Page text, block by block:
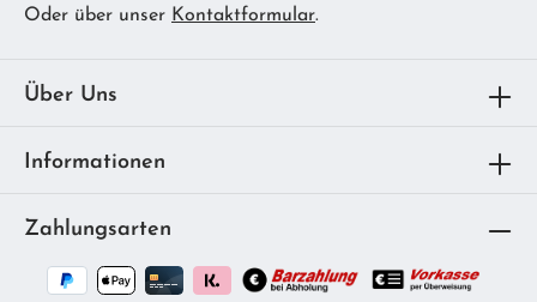
Oder über unser Kontaktformular.
Über Uns
Informationen
Zahlungsarten